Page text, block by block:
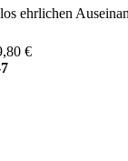
ehrlichen
€